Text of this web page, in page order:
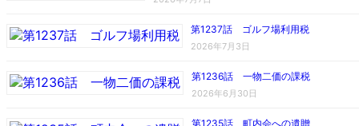
第1237話 ゴルフ場利用税
2026年7月3日
第1236話 一物二価の課税
2026年6月30日
第1235話 町内会への遺贈